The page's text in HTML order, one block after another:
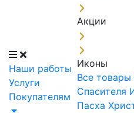
Наши работы
Услуги
Покупателям
Акции
Иконы
Все товары
Спасителя
Пасха